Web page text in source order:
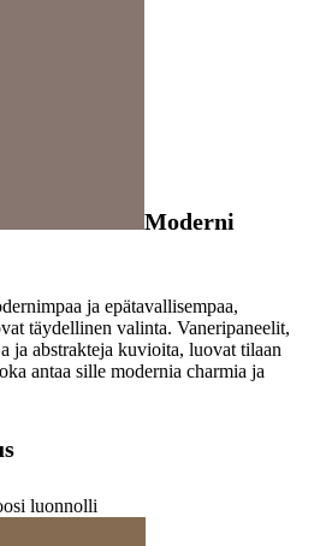
Moderni
ja epätavallisempaa,
täydellinen valinta. Vaneripaneelit,
ja abstrakteja kuvioita, luovat tilaan
antaa sille modernia charmia ja
luonnolli